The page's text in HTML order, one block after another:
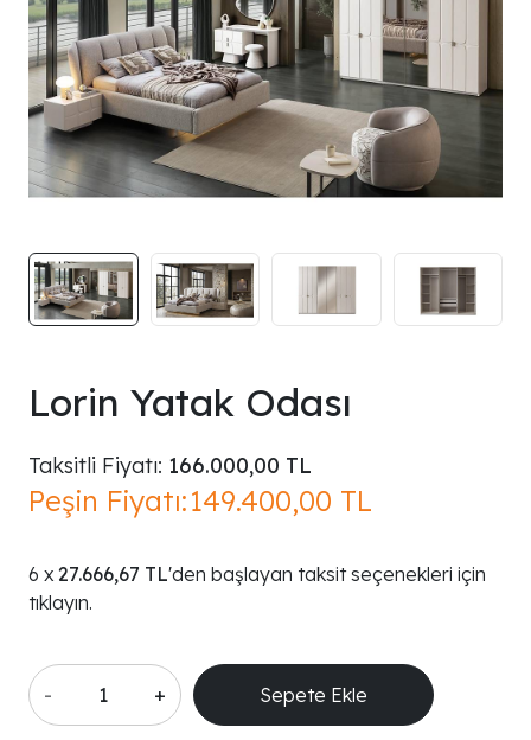
Lorin Yatak Odası
Taksitli Fiyatı: 166.000,00 TL
Peşin Fiyatı:149.400,00 TL
27.666,67 TL'den başlayan taksit seçenekleri için
tıklayın.
- +